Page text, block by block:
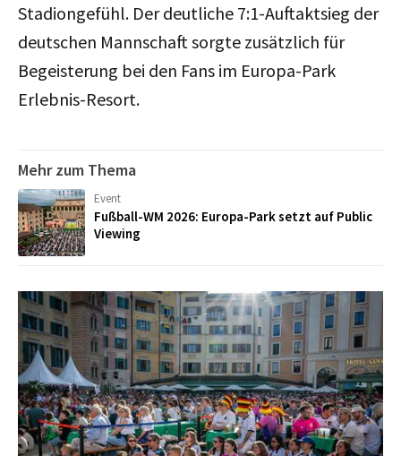
Stadiongefühl. Derdeutliche 7:1-Auftaktsieg der
deutschen Mannschaft sorgte zusätzlich für
Begeisterung bei den Fans im Europa-Park
Erlebnis-Resort.
Mehr zum Thema
Event
Fußball-WM 2026: Europa-Park setzt auf Public
Viewing